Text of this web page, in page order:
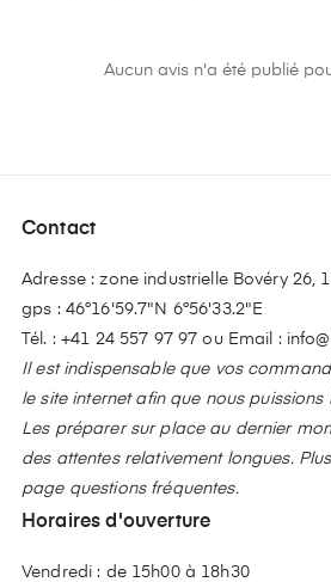
Aucun avis n'a été publié
Contact
Adresse : zone industrielle Bovéry 26,
gps : 46°16'59.7"N 6°56'33.2"E
Tél. : +41 24 557 97 97 ou Email :
Il est indispensable que vos
le site internet afin que nous puissions
Les préparer sur place au dernier
des attentes relativement longues.
page questions fréquentes.
Horaires d'ouverture
Vendredi : de 15h00 à 18h30